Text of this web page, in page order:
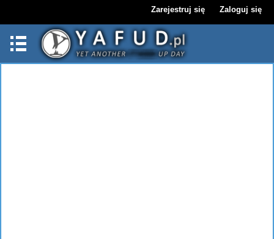
Zarejestruj się Zaloguj się